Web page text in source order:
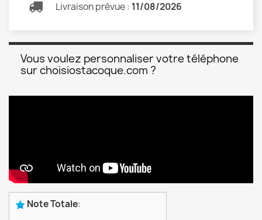
Livraison prévue : 11/08/2026
Vous voulez personnaliser votre téléphone
sur choisiostacoque.com ?
Note Totale: